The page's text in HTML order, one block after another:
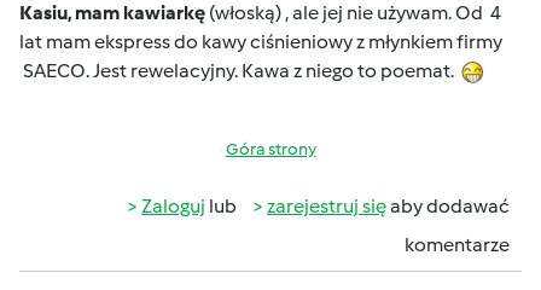
Kasiu, mam kawiarkę (włoską) , ale jej nie używam. Od 4
lat mam ekspress do kawy ciśnieniowy z młynkiem firmy
SAECO. Jest rewelacyjny. Kawa z niego to poemat.
Góra strony
Zaloguj lub zarejestruj sięaby dodawać
komentarze